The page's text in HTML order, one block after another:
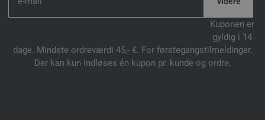
Kuponen er
gyldig i 14
dage. Mindste ordreværdi 45,- €. For førstegangstilmeldinger.
Der kan kun indløses én kupon pr. kunde og ordre.